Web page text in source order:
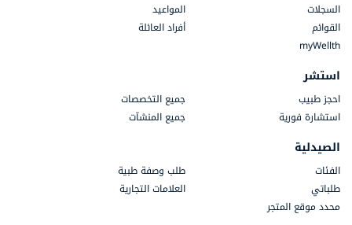
السجلات
المواعيد
القوائم
أفراد العائلة
myWellth
استشر
احجز طبيب
جميع التخصصات
استشارة فورية
جميع المنشآت
الصيدلية
الفئات
طلب وصفة طبية
طلباتي
العلامات التجارية
محدد موقع المتجر